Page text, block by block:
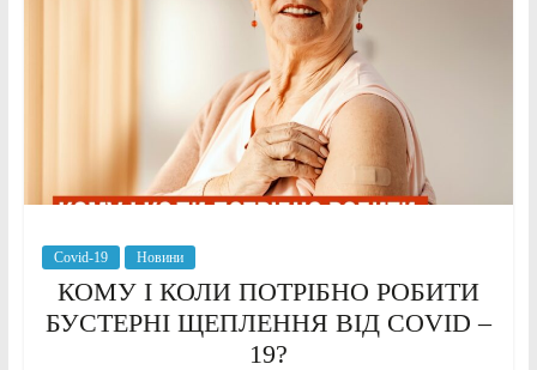
Covid-19 Новини
КОМУ І КОЛИ ПОТРІБНО РОБИТИ
БУСТЕРНІ ЩЕПЛЕННЯ ВІД COVID –
19?